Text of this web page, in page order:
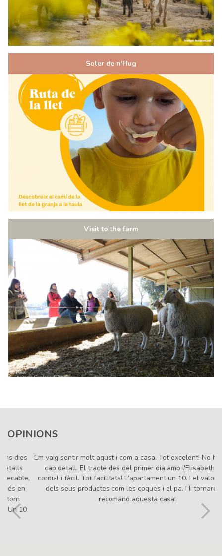
Soler de n'Hug
Visit to the farm
OPINIONS
Em vaig sentir molt agust i com a casa. Tot excelent! No hi
manca cap detall. El tracte des del primer dia amb
l'Elisabeth molt cordial i fàcil. Tot facilitats! L'apartament un
10. I el valor afegit dels seus productes com les coques i el
pa. Hi tornaré! Us recomano aquesta casa!